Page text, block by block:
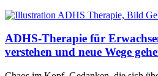
ADHS-Therapie für
verstehen und neue Wege